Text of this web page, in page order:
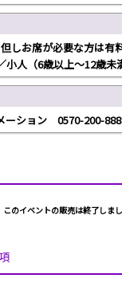
しお席が必要な方は有
人（6歳以上～12歳未
ーション 0570-200-888
このイベントの販売は終了しま